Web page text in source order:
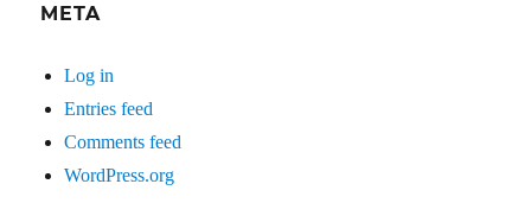
META
Log in
Entries feed
Comments feed
WordPress.org